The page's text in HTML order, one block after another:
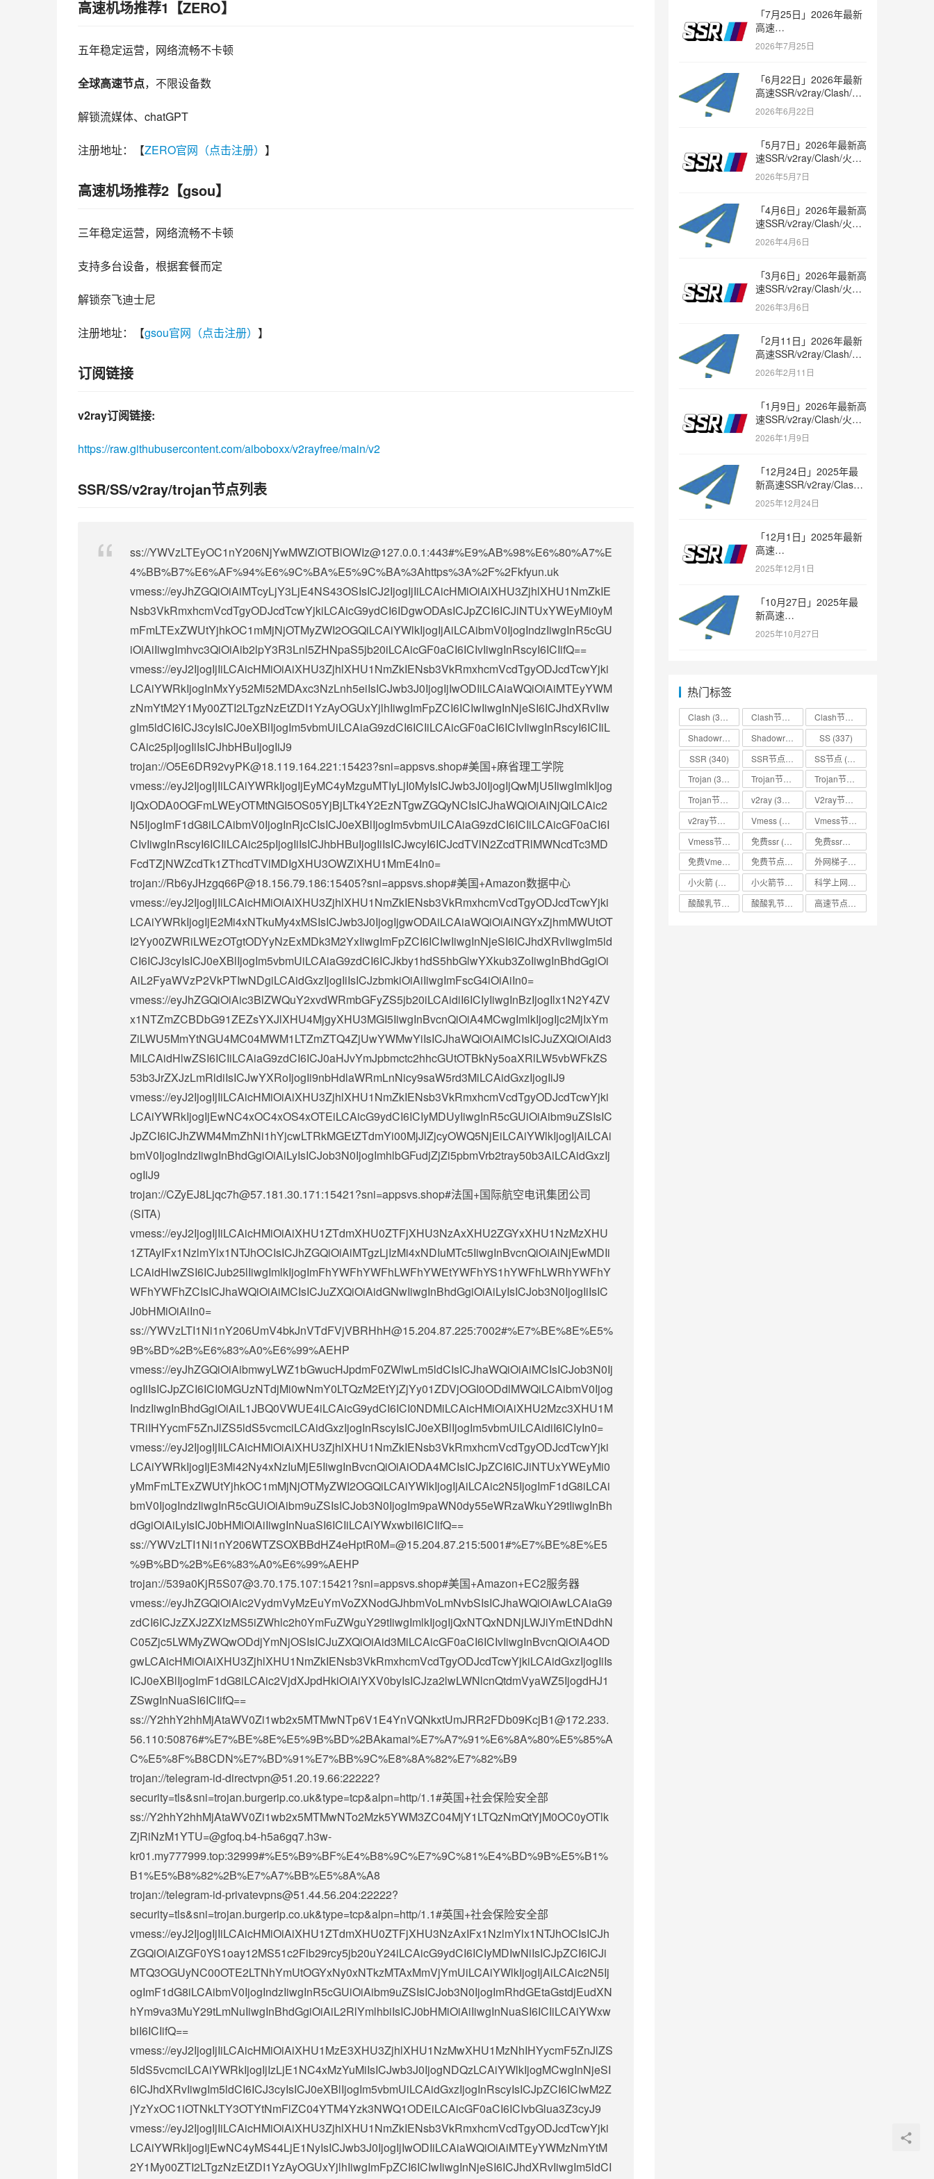
高速机场推荐1【ZERO】
五年稳定运营，网络流畅不卡顿
全球高速节点，不限设备数
解锁流媒体、chatGPT
注册地址：【ZERO官网（点击注册） 】
高速机场推荐2【gsou】
三年稳定运营，网络流畅不卡顿
支持多台设备，根据套餐而定
解锁奈飞迪士尼
注册地址：【gsou官网（点击注册） 】
订阅链接
v2ray订阅链接:
https://raw.githubusercontent.com/aiboboxx/v2rayfree/main/v2
SSR/SS/v2ray/trojan节点列表
ss://YWVzLTEyOC1nY206NjYwMWZiOTBlOWIz@127.0.0.1:443#%E9%AB%98%E6%80%A7%E
4%BB%B7%E6%AF%94%E6%9C%BA%E5%9C%BA%3Ahttps%3A%2F%2Fkfyun.uk
vmess://eyJhZGQiOiAiMTcyLjY3LjE4NS43OSIsICJ2IjogIjIiLCAicHMiOiAiXHU3ZjhlXHU1NmZkIE
Nsb3VkRmxhcmVcdTgyODJcdTcwYjkiLCAicG9ydCI6IDgwODAsICJpZCI6ICJiNTUxYWEyMi0yM
mFmLTExZWUtYjhkOC1mMjNjOTMyZWI2OGQiLCAiYWlkIjogIjAiLCAibmV0IjogIndzIiwgInR5cGU
iOiAiIiwgImhvc3QiOiAib2lpY3R3Lnl5ZHNpaS5jb20iLCAicGF0aCI6ICIvIiwgInRscyI6ICIifQ==
vmess://eyJ2IjogIjIiLCAicHMiOiAiXHU3ZjhlXHU1NmZkIENsb3VkRmxhcmVcdTgyODJcdTcwYjki
LCAiYWRkIjogInMxYy52Mi52MDAxc3NzLnh5eiIsICJwb3J0IjogIjIwODIiLCAiaWQiOiAiMTEyYWM
zNmYtM2Y1My00ZTI2LTgzNzEtZDI1YzAyOGUxYjlhIiwgImFpZCI6ICIwIiwgInNjeSI6ICJhdXRvIiw
gIm5ldCI6ICJ3cyIsICJ0eXBlIjogIm5vbmUiLCAiaG9zdCI6ICIiLCAicGF0aCI6ICIvIiwgInRscyI6ICIiL
CAic25pIjogIiIsICJhbHBuIjogIiJ9
trojan://O5E6DR92vyPK@18.119.164.221:15423?sni=appsvs.shop#美国+麻省理工学院
vmess://eyJ2IjogIjIiLCAiYWRkIjogIjEyMC4yMzguMTIyLjI0MyIsICJwb3J0IjogIjQwMjU5IiwgImlkIjog
IjQxODA0OGFmLWEyOTMtNGI5OS05YjBjLTk4Y2EzNTgwZGQyNCIsICJhaWQiOiAiNjQiLCAic2
N5IjogImF1dG8iLCAibmV0IjogInRjcCIsICJ0eXBlIjogIm5vbmUiLCAiaG9zdCI6ICIiLCAicGF0aCI6I
CIvIiwgInRscyI6ICIiLCAic25pIjogIiIsICJhbHBuIjogIiIsICJwcyI6ICJcdTVlN2ZcdTRlMWNcdTc3MD
FcdTZjNWZcdTk1ZThcdTVlMDIgXHU3OWZiXHU1MmE4In0=
trojan://Rb6yJHzgq66P@18.156.79.186:15405?sni=appsvs.shop#美国+Amazon数据中心
vmess://eyJ2IjogIjIiLCAicHMiOiAiXHU3ZjhlXHU1NmZkIENsb3VkRmxhcmVcdTgyODJcdTcwYjki
LCAiYWRkIjogIjE2Mi4xNTkuMy4xMSIsICJwb3J0IjogIjgwODAiLCAiaWQiOiAiNGYxZjhmMWUtOT
I2Yy00ZWRiLWEzOTgtODYyNzExMDk3M2YxIiwgImFpZCI6ICIwIiwgInNjeSI6ICJhdXRvIiwgIm5ld
CI6ICJ3cyIsICJ0eXBlIjogIm5vbmUiLCAiaG9zdCI6ICJkby1hdS5hbGlwYXkub3ZoIiwgInBhdGgiOi
AiL2FyaWVzP2VkPTIwNDgiLCAidGxzIjogIiIsICJzbmkiOiAiIiwgImFscG4iOiAiIn0=
vmess://eyJhZGQiOiAic3BlZWQuY2xvdWRmbGFyZS5jb20iLCAidiI6ICIyIiwgInBzIjogIlx1N2Y4ZV
x1NTZmZCBDbG91ZEZsYXJlXHU4MjgyXHU3MGI5IiwgInBvcnQiOiA4MCwgImlkIjogIjc2MjIxYm
ZiLWU5MmYtNGU4MC04MWM1LTZmZTQ4ZjUwYWMwYiIsICJhaWQiOiAiMCIsICJuZXQiOiAid3
MiLCAidHlwZSI6ICIiLCAiaG9zdCI6ICJ0aHJvYmJpbmctc2hhcGUtOTBkNy5oaXRlLW5vbWFkZS
53b3JrZXJzLmRldiIsICJwYXRoIjogIi9nbHdlaWRmLnNicy9saW5rd3MiLCAidGxzIjogIiJ9
vmess://eyJ2IjogIjIiLCAicHMiOiAiXHU3ZjhlXHU1NmZkIENsb3VkRmxhcmVcdTgyODJcdTcwYjki
LCAiYWRkIjogIjEwNC4xOC4xOS4xOTEiLCAicG9ydCI6ICIyMDUyIiwgInR5cGUiOiAibm9uZSIsIC
JpZCI6ICJhZWM4MmZhNi1hYjcwLTRkMGEtZTdmYi00MjJlZjcyOWQ5NjEiLCAiYWlkIjogIjAiLCAi
bmV0IjogIndzIiwgInBhdGgiOiAiLyIsICJob3N0IjogImhlbGFudjZjZi5pbmVrb2tray50b3AiLCAidGxzIj
ogIiJ9
trojan://CZyEJ8Ljqc7h@57.181.30.171:15421?sni=appsvs.shop#法国+国际航空电讯集团公司
(SITA)
vmess://eyJ2IjogIjIiLCAicHMiOiAiXHU1ZTdmXHU0ZTFjXHU3NzAxXHU2ZGYxXHU1NzMzXHU
1ZTAyIFx1NzlmYlx1NTJhOCIsICJhZGQiOiAiMTgzLjIzMi4xNDIuMTc5IiwgInBvcnQiOiAiNjEwMDIi
LCAidHlwZSI6ICJub25lIiwgImlkIjogImFhYWFhYWFhLWFhYWEtYWFhYS1hYWFhLWRhYWFhY
WFhYWFhZCIsICJhaWQiOiAiMCIsICJuZXQiOiAidGNwIiwgInBhdGgiOiAiLyIsICJob3N0IjogIiIsIC
J0bHMiOiAiIn0=
ss://YWVzLTI1Ni1nY206UmV4bkJnVTdFVjVBRHhH@15.204.87.225:7002#%E7%BE%8E%E5%
9B%BD%2B%E6%83%A0%E6%99%AEHP
vmess://eyJhZGQiOiAibmwyLWZ1bGwucHJpdmF0ZWlwLm5ldCIsICJhaWQiOiAiMCIsICJob3N0Ij
ogIiIsICJpZCI6ICI0MGUzNTdjMi0wNmY0LTQzM2EtYjZjYy01ZDVjOGI0ODdlMWQiLCAibmV0Ijog
IndzIiwgInBhdGgiOiAiL1JBQ0VWUE4iLCAicG9ydCI6ICI0NDMiLCAicHMiOiAiXHU2Mzc3XHU1M
TRiIHYycmF5ZnJlZS5ldS5vcmciLCAidGxzIjogInRscyIsICJ0eXBlIjogIm5vbmUiLCAidiI6ICIyIn0=
vmess://eyJ2IjogIjIiLCAicHMiOiAiXHU3ZjhlXHU1NmZkIENsb3VkRmxhcmVcdTgyODJcdTcwYjki
LCAiYWRkIjogIjE3Mi42Ny4xNzIuMjE5IiwgInBvcnQiOiAiODA4MCIsICJpZCI6ICJiNTUxYWEyMi0
yMmFmLTExZWUtYjhkOC1mMjNjOTMyZWI2OGQiLCAiYWlkIjogIjAiLCAic2N5IjogImF1dG8iLCAi
bmV0IjogIndzIiwgInR5cGUiOiAibm9uZSIsICJob3N0IjogIm9paWN0dy55eWRzaWkuY29tIiwgInBh
dGgiOiAiLyIsICJ0bHMiOiAiIiwgInNuaSI6ICIiLCAiYWxwbiI6ICIifQ==
ss://YWVzLTI1Ni1nY206WTZSOXBBdHZ4eHptR0M=@15.204.87.215:5001#%E7%BE%8E%E5
%9B%BD%2B%E6%83%A0%E6%99%AEHP
trojan://539a0KjR5S07@3.70.175.107:15421?sni=appsvs.shop#美国+Amazon+EC2服务器
vmess://eyJhZGQiOiAic2VydmVyMzEuYmVoZXNodGJhbmVoLmNvbSIsICJhaWQiOiAwLCAiaG9
zdCI6ICJzZXJ2ZXIzMS5iZWhlc2h0YmFuZWguY29tIiwgImlkIjogIjQxNTQxNDNjLWJiYmEtNDdhN
C05Zjc5LWMyZWQwODdjYmNjOSIsICJuZXQiOiAid3MiLCAicGF0aCI6ICIvIiwgInBvcnQiOiA4OD
gwLCAicHMiOiAiXHU3ZjhlXHU1NmZkIENsb3VkRmxhcmVcdTgyODJcdTcwYjkiLCAidGxzIjogIiIs
ICJ0eXBlIjogImF1dG8iLCAic2VjdXJpdHkiOiAiYXV0byIsICJza2lwLWNlcnQtdmVyaWZ5IjogdHJ1
ZSwgInNuaSI6ICIifQ==
ss://Y2hhY2hhMjAtaWV0Zi1wb2x5MTMwNTp6V1E4YnVQNkxtUmJRR2FDb09KcjB1@172.233.
56.110:50876#%E7%BE%8E%E5%9B%BD%2BAkamai%E7%A7%91%E6%8A%80%E5%85%A
C%E5%8F%B8CDN%E7%BD%91%E7%BB%9C%E8%8A%82%E7%82%B9
trojan://telegram-id-directvpn@51.20.19.66:22222?
security=tls&sni=trojan.burgerip.co.uk&type=tcp&alpn=http/1.1#英国+社会保险安全部
ss://Y2hhY2hhMjAtaWV0Zi1wb2x5MTMwNTo2Mzk5YWM3ZC04MjY1LTQzNmQtYjM0OC0yOTlk
ZjRiNzM1YTU=@gfoq.b4-h5a6gq7.h3w-
kr01.my777999.top:32999#%E5%B9%BF%E4%B8%9C%E7%9C%81%E4%BD%9B%E5%B1%
B1%E5%B8%82%2B%E7%A7%BB%E5%8A%A8
trojan://telegram-id-privatevpns@51.44.56.204:22222?
security=tls&sni=trojan.burgerip.co.uk&type=tcp&alpn=http/1.1#英国+社会保险安全部
vmess://eyJ2IjogIjIiLCAicHMiOiAiXHU1ZTdmXHU0ZTFjXHU3NzAxIFx1NzlmYlx1NTJhOCIsICJh
ZGQiOiAiZGF0YS1oay12MS51c2Fib29rcy5jb20uY24iLCAicG9ydCI6ICIyMDIwNiIsICJpZCI6ICJi
MTQ3OGUyNC00OTE2LTNhYmUtOGYxNy0xNTkzMTAxMmVjYmUiLCAiYWlkIjogIjAiLCAic2N5Ij
ogImF1dG8iLCAibmV0IjogIndzIiwgInR5cGUiOiAibm9uZSIsICJob3N0IjogImRhdGEtaGstdjEudXN
hYm9va3MuY29tLmNuIiwgInBhdGgiOiAiL2RlYmlhbiIsICJ0bHMiOiAiIiwgInNuaSI6ICIiLCAiYWxw
biI6ICIifQ==
vmess://eyJ2IjogIjIiLCAicHMiOiAiXHU1MzE3XHU3ZjhlXHU1NzMwXHU1MzNhIHYycmF5ZnJlZS
5ldS5vcmciLCAiYWRkIjogIjIzLjE1NC4xMzYuMiIsICJwb3J0IjogNDQzLCAiYWlkIjogMCwgInNjeSI
6ICJhdXRvIiwgIm5ldCI6ICJ3cyIsICJ0eXBlIjogIm5vbmUiLCAidGxzIjogInRscyIsICJpZCI6ICIwM2Z
jYzYxOC1iOTNkLTY3OTYtNmFlZC04YTM4Yzk3NWQ1ODEiLCAicGF0aCI6ICIvbGlua3Z3cyJ9
vmess://eyJ2IjogIjIiLCAicHMiOiAiXHU3ZjhlXHU1NmZkIENsb3VkRmxhcmVcdTgyODJcdTcwYjki
LCAiYWRkIjogIjEwNC4yMS44LjE1NyIsICJwb3J0IjogIjIwODIiLCAiaWQiOiAiMTEyYWMzNmYtM
2Y1My00ZTI2LTgzNzEtZDI1YzAyOGUxYjlhIiwgImFpZCI6ICIwIiwgInNjeSI6ICJhdXRvIiwgIm5ldCI
「7月25日」2026年最新
高速
SSR/v2ray/Clash/trojan
节点免费分享
2026年7月25日
「6月22日」2026年最新
高速SSR/v2ray/Clash/火
箭节点免费分享
2026年6月22日
「5月7日」2026年最新高
速SSR/v2ray/Clash/火箭
节点免费分享
2026年5月7日
「4月6日」2026年最新高
速SSR/v2ray/Clash/火箭
节点免费分享
2026年4月6日
「3月6日」2026年最新高
速SSR/v2ray/Clash/火箭
节点免费分享
2026年3月6日
「2月11日」2026年最新
高速SSR/v2ray/Clash/火
箭节点免费分享
2026年2月11日
「1月9日」2026年最新高
速SSR/v2ray/Clash/火箭
节点免费分享
2026年1月9日
「12月24日」2025年最
新高速SSR/v2ray/Clash/
火箭节点免费分享
2025年12月24日
「12月1日」2025年最新
高速
SSR/v2ray/Clash/trojan
节点免费分享
2025年12月1日
「10月27日」2025年最
新高速
SSR/v2ray/Clash/trojan
节点免费分享
2025年10月27日
热门标签
Clash (338)
(336) (333)
SS (337)
SSR (340) SS节点 (335)
Trojan (333)
(332)
v2ray (337)
(334)
Vmess (330)
(330)
免费ssr (318)
(330)
小火箭 (337) (334)
(318) (318)